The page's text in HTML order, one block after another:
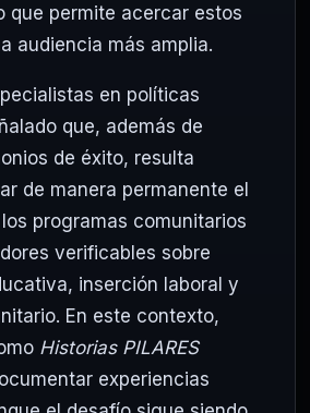
que permite acercar estos
audiencia más amplia.
en políticas
que, además de
de éxito, resulta
de manera permanente el
programas comunitarios
verificables sobre
inserción laboral y
En este contexto,
Historias PILARES
experiencias